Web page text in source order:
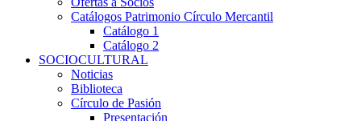
Catálogos Patrimonio Círculo Mercantil
Catálogo 1
Catálogo 2
SOCIOCULTURAL
Noticias
Biblioteca
Círculo de Pasión
Presentación